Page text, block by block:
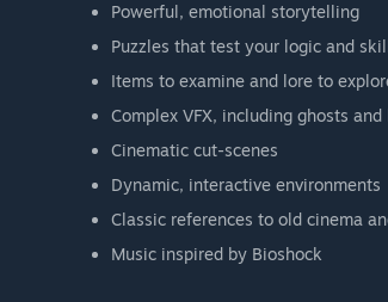
Powerful, emotional storytelling
Puzzles that test your logic and
Items to examine and lore to
Complex VFX, including ghosts
Cinematic cut-scenes
Dynamic, interactive environments
Classic references to old cinema
Music inspired by Bioshock